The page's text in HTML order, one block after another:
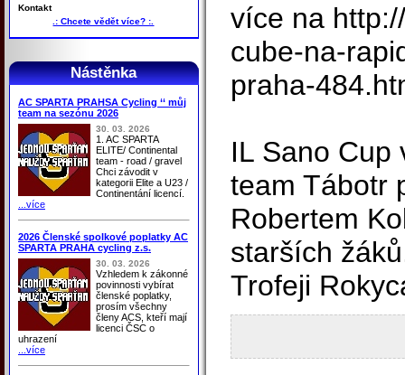
Kontakt
.: Chcete vědět více? :.
Nástěnka
AC SPARTA PRAHSA Cycling ‘‘ můj
team na sezónu 2026
30. 03. 2026
1. AC SPARTA
ELITE/ Continental
team - road / gravel
Chci závodit v
kategorii Elite a U23 /
Continentání licencí.
...více
2026 Členské spolkové poplatky AC
SPARTA PRAHA cycling z.s.
30. 03. 2026
Vzhledem k zákonné
povinnosti vybírat
členské poplatky,
prosím všechny
členy ACS, kteří mají
licenci ČSC o
uhrazení
...více
více na
cube-na-
praha-
IL Sano Cup
team Tábotr
Robertem
starších
Trofeji